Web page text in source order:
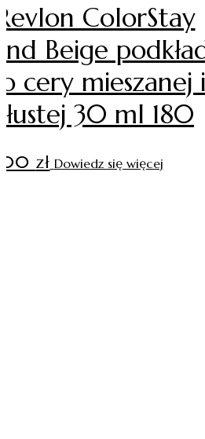
ColorStay
Beige
cery mieszanej i
30 ml 180
zł Dowiedz się więcej